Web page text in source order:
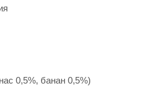
0,5%, банан 0,5%)